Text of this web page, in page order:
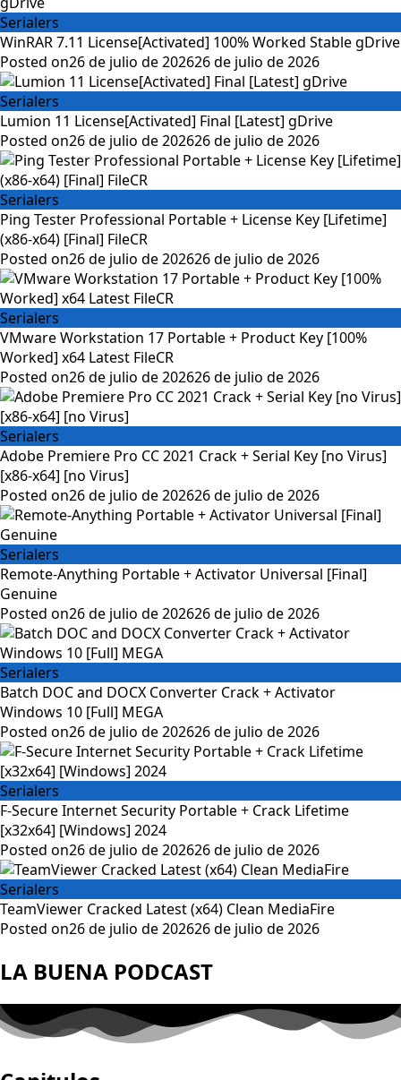
Serialers
WinRAR 7.11 License[Activated] 100% Worked Stable gDrive
Posted on26 de julio de 202626 de julio de 2026
Serialers
Lumion 11 License[Activated] Final [Latest] gDrive
Posted on26 de julio de 202626 de julio de 2026
Serialers
Ping Tester Professional Portable + License Key [Lifetime]
(x86-x64) [Final] FileCR
Posted on26 de julio de 202626 de julio de 2026
Serialers
VMware Workstation 17 Portable + Product Key [100%
Worked] x64 Latest FileCR
Posted on26 de julio de 202626 de julio de 2026
Serialers
Adobe Premiere Pro CC 2021 Crack + Serial Key [no Virus]
[x86-x64] [no Virus]
Posted on26 de julio de 202626 de julio de 2026
Serialers
Remote-Anything Portable + Activator Universal [Final]
Genuine
Posted on26 de julio de 202626 de julio de 2026
Serialers
Batch DOC and DOCX Converter Crack + Activator
Windows 10 [Full] MEGA
Posted on26 de julio de 202626 de julio de 2026
Serialers
F-Secure Internet Security Portable + Crack Lifetime
[x32x64] [Windows] 2024
Posted on26 de julio de 202626 de julio de 2026
Serialers
TeamViewer Cracked Latest (x64) Clean MediaFire
Posted on26 de julio de 202626 de julio de 2026
LA BUENA PODCAST